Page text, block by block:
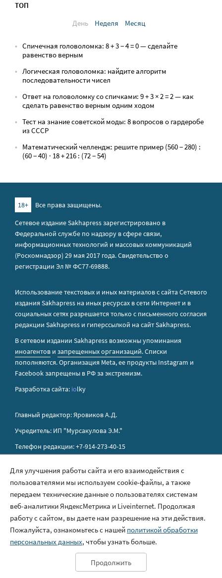
ТОП
День
Неделя Месяц
Спичечная головоломка: 8 + 3 − 4 = 0 — сделайте
равенство верным
Логическая головоломка: найдите алгоритм
последовательности чисел
Ответ на головоломку со спичками: 9 + 3 × 2 = 2 — как
сделать равенство верным одним ходом
Тест на знание советской моды: 8 вопросов о гардеробе
из СССР
Математический челлендж: решите пример (560 − 280) :
(60 − 40) · 18 + 216 : (72 − 54)
18+
Все права защищены.
Сетевое издание Sakhapress зарегистрировано в
Федеральной службе по надзору в сфере связи,
информационных технологий и массовых коммуникаций
(Роскомнадзор) 29 мая 2017 года. Свидетельство о
регистрации Эл № ФС77-69888.
Использование текстовых и иных материалов с сайта Сетевого
издания Sakhapress на иных ресурсах в сети Интернет и в
социальных сетях разрешается только с письменного согласия
редакции Sakhapress и гиперссылкой на сайт Sakhapress.
В сетевом издании Sakhapress возможны упоминания
иноагентов и запрещенных организаций. Списки
пополняются. Организация Metа, ее продукты Instagram и
Facebook запрещены в РФ за экстремизм.
Разработка сайта: iolky
Главный редактор: Яровиков А.Д.
Учредитель: ИП "Мурсакулова Э.М."
Телефон редакции: +7-914-273-40-15
Правила сайта
Политика обработки персональных данных
Размещение рекламы
Контакты
Для улучшения работы сайта и его взаимодействия с
пользователями мы используем cookie-файлы, а также
передаем технические данные о пользователях системам
веб-аналитики ЯндексМетрика и Liveinternet. Продолжая
работу с сайтом, вы даете нам разрешение на эти действия.
Пожалуйста, ознакомьтесь с нашей политикой обработки
персональных данных, чтобы узнать больше.
Продолжить